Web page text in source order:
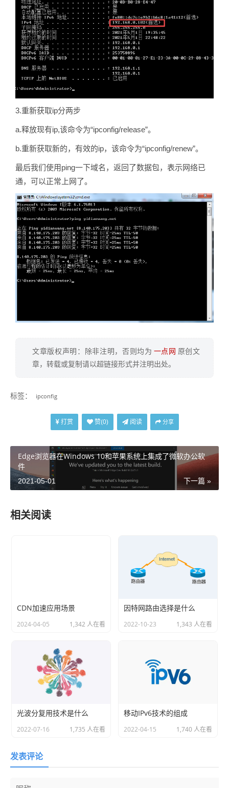
3.重新获取ip分两步
a.释放现有ip,该命令为“ipconfig/release”。
b.重新获取新的，有效的ip，该命令为“ipconfig/renew”。
最后我们使用ping一下域名，返回了数据包，表示网络已
通，可以正常上网了。
文章版权声明：除非注明，否则均为 一点网 原创文
章，转载或复制请以超链接形式并注明出处。
标签： ipconfig
打赏 赞(0) 阅读 分享
Edge浏览器在Windows 10和苹果系统上集成了微软办公软
件
下一篇 »
2021-05-01
相关阅读
CDN加速应用场景
2024-04-05 1,342 人在看
因特网路由选择是什么
2022-10-23 1,343 人在看
光波分复用技术是什么
2022-07-16 1,735 人在看
移动IPv6技术的组成
2022-04-15 1,740 人在看
发表评论